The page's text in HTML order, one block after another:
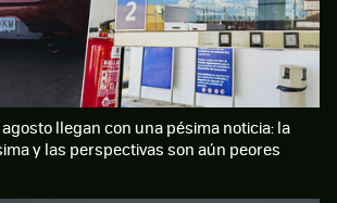
llegan con una pésima noticia: la
y las perspectivas son aún peores